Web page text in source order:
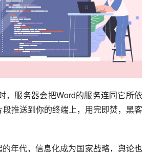
，服务器会把Word的服务连同它所依
推送到你的终端上，用完即焚，黑客
年代，信息化成为国家战略，舆论也